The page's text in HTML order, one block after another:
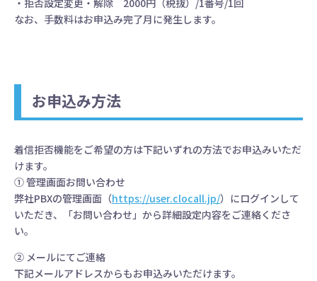
・拒否設定変更・解除 2000円（税抜）/1番号/1回
なお、手数料はお申込み完了月に発生します。
お申込み方法
着信拒否機能をご希望の方は下記いずれの方法でお申込みいただ
けます。
① 管理画面お問い合わせ
弊社PBXの管理画面（https://user.clocall.jp/）にログインして
いただき、「お問い合わせ」から詳細設定内容をご連絡くださ
い。
② メールにてご連絡
下記メールアドレスからもお申込みいただけます。